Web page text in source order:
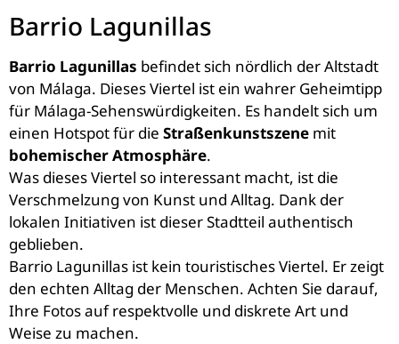
Barrio Lagunillas
Barrio Lagunillas befindet sich nördlich der Altstadt
von Málaga. Dieses Viertel ist ein wahrer Geheimtipp
für Málaga-Sehenswürdigkeiten. Es handelt sich um
einen Hotspot für die Straßenkunstszene mit
bohemischer Atmosphäre.
Was dieses Viertel so interessant macht, ist die
Verschmelzung von Kunst und Alltag. Dank der
lokalen Initiativen ist dieser Stadtteil authentisch
geblieben.
Barrio Lagunillas ist kein touristisches Viertel. Er zeigt
den echten Alltag der Menschen. Achten Sie darauf,
Ihre Fotos auf respektvolle und diskrete Art und
Weise zu machen.